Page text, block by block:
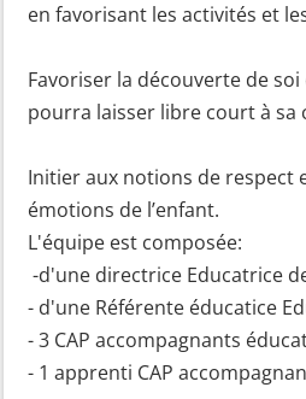
en favorisant les activités et
Favoriser la découverte de
pourra laisser libre court à sa
Initier aux notions de respect
émotions de l’enfant.
L'équipe est composée:
-d'une directrice Educatrice
- d'une Référente éducatice
- 3 CAP accompagnants
- 1 apprenti CAP